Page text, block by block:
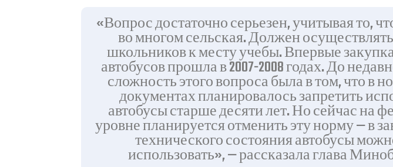
«Вопрос достаточно серьезен, учитывая то,
во многом сельская. Должен
школьников к месту учебы. Впервые
автобусов прошла в 2007-2008 годах. До
сложность этого вопроса была в том, что в
документах планировалось запретить
автобусы старше десяти лет. Но сейчас на
уровне планируется отменить эту норму — в
технического состояния автобусы
использовать», — рассказала глава